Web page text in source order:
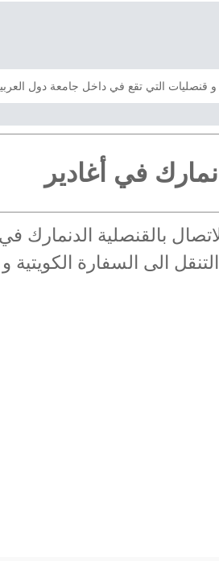
قنصليات التي تقع في داخل جامعة دول
في أغادير
بالقنصلية
الى السفارة